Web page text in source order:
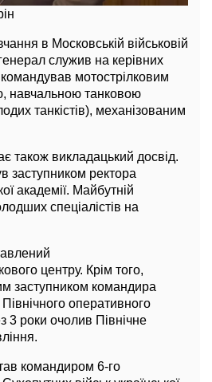
в Московській військовій
служив на керівних
мотострілковим
навчальною танковою
танкістів), механізованим
також викладацький досвід.
заступником ректора
академії. Майбутній
спеціалістів на
центру. Крім того,
заступником командира
оперативного
3 роки очолив Північне
командиром 6-го